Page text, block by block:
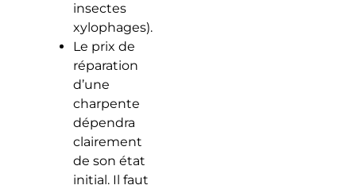
insectes
xylophages).
Le prix de
réparation
d’une
charpente
dépendra
clairement
de son état
initial. Il faut